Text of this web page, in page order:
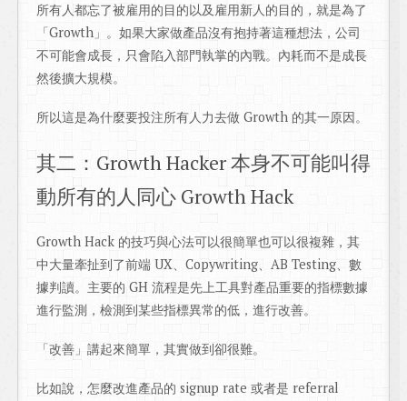
所有人都忘了被雇用的目的以及雇用新人的目的，就是為了
「Growth」。如果大家做產品沒有抱持著這種想法，公司
不可能會成長，只會陷入部門執掌的內戰。內耗而不是成長
然後擴大規模。
所以這是為什麼要投注所有人力去做 Growth 的其一原因。
其二：Growth Hacker 本身不可能叫得
動所有的人同心 Growth Hack
Growth Hack 的技巧與心法可以很簡單也可以很複雜，其
中大量牽扯到了前端 UX、Copywriting、AB Testing、數
據判讀。主要的 GH 流程是先上工具對產品重要的指標數據
進行監測，檢測到某些指標異常的低，進行改善。
「改善」講起來簡單，其實做到卻很難。
比如說，怎麼改進產品的 signup rate 或者是 referral